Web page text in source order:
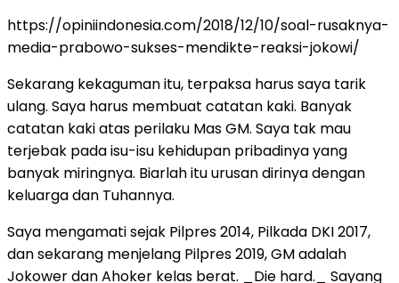
https://opiniindonesia.com/2018/12/10/soal-rusaknya-
media-prabowo-sukses-mendikte-reaksi-jokowi/
Sekarang kekaguman itu, terpaksa harus saya tarik
ulang. Saya harus membuat catatan kaki. Banyak
catatan kaki atas perilaku Mas GM. Saya tak mau
terjebak pada isu-isu kehidupan pribadinya yang
banyak miringnya. Biarlah itu urusan dirinya dengan
keluarga dan Tuhannya.
Saya mengamati sejak Pilpres 2014, Pilkada DKI 2017,
dan sekarang menjelang Pilpres 2019, GM adalah
Jokower dan Ahoker kelas berat. _Die hard._ Sayang